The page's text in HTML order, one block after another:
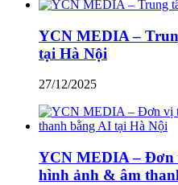
YCN MEDIA –
tại Hà Nội
27/12/2025
YCN MEDIA – Đơn
hình ảnh & âm